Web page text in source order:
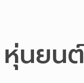
หุ่นยน